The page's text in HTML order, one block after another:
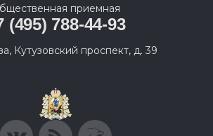
приемная
(495) 788-44-93
Кутузовский проспект, д. 39